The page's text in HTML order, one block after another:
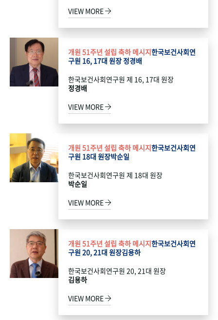
VIEW MORE
개원 51주년 설립 축하 메시지한국보건사회연
구원 16, 17대 원장 정경배
한국보건사회연구원 제 16, 17대 원장
정경배
VIEW MORE
개원 51주년 설립 축하 메시지한국보건사회연
구원 18대 원장박순일
한국보건사회연구원 제 18대 원장
박순일
VIEW MORE
개원 51주년 설립 축하 메시지한국보건사회연
구원 20, 21대 원장김용하
한국보건사회연구원 20, 21대 원장
김용하
VIEW MORE